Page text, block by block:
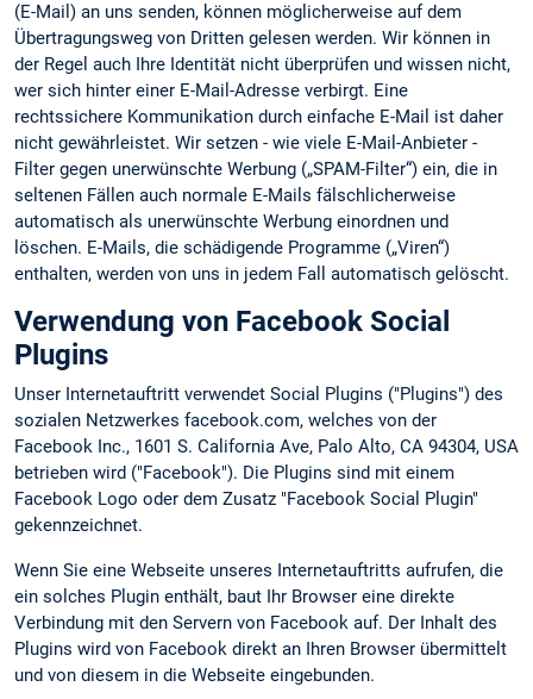
(E-Mail) an uns senden, können möglicherweise auf dem
Übertragungsweg von Dritten gelesen werden. Wir können in
der Regel auch Ihre Identität nicht überprüfen und wissen nicht,
wer sich hinter einer E-Mail-Adresse verbirgt. Eine
rechtssichere Kommunikation durch einfache E-Mail ist daher
nicht gewährleistet. Wir setzen - wie viele E-Mail-Anbieter -
Filter gegen unerwünschte Werbung („SPAM-Filter“) ein, die in
seltenen Fällen auch normale E-Mails fälschlicherweise
automatisch als unerwünschte Werbung einordnen und
löschen. E-Mails, die schädigende Programme („Viren“)
enthalten, werden von uns in jedem Fall automatisch gelöscht.
Verwendung von Facebook Social
Plugins
Unser Internetauftritt verwendet Social Plugins ("Plugins") des
sozialen Netzwerkes facebook.com, welches von der
Facebook Inc., 1601 S. California Ave, Palo Alto, CA 94304, USA
betrieben wird ("Facebook"). Die Plugins sind mit einem
Facebook Logo oder dem Zusatz "Facebook Social Plugin"
gekennzeichnet.
Wenn Sie eine Webseite unseres Internetauftritts aufrufen, die
ein solches Plugin enthält, baut Ihr Browser eine direkte
Verbindung mit den Servern von Facebook auf. Der Inhalt des
Plugins wird von Facebook direkt an Ihren Browser übermittelt
und von diesem in die Webseite eingebunden.